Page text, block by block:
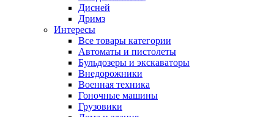
Дисней
Дримз
Интересы
Все товары категории
Автоматы и пистолеты
Бульдозеры и экскаваторы
Внедорожники
Военная техника
Гоночные машины
Грузовики